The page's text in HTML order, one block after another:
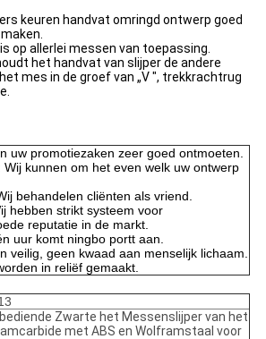
keuren handvat omringd ontwerp goed
op allerlei messen van toepassing.
het handvat van slijper de andere
mes in de groef van „V ", trekkrachtrug
uw promotiezaken zeer goed ontmoeten.
kunnen om het even welk uw ontwerp
behandelen cliënten als vriend.
hebben strikt systeem voor
reputatie in de markt.
uur komt ningbo portt aan.
veilig, geen kwaad aan menselijk lichaam.
in reliëf gemaakt.
Zwarte het Messenslijper van het
met ABS en Wolframstaal voor